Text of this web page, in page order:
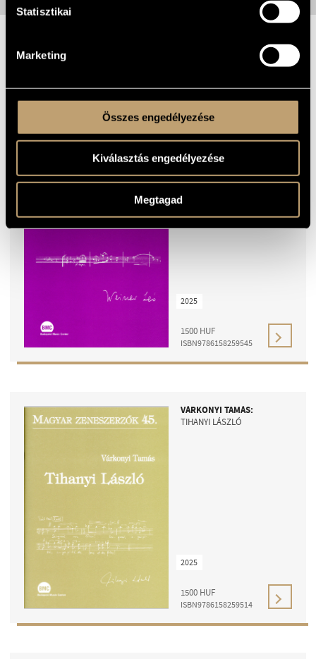
Statisztikai
Marketing
Összes engedélyezése
Kiválasztás engedélyezése
Megtagad
KIEMELT KIADVÁNYOK
KUSZ VERONIKA:
WEINER LEÓ
1500 HUF
ISBN9786158259545
2025
VÁRKONYI TAMÁS:
TIHANYI LÁSZLÓ
1500 HUF
ISBN9786158259514
2025